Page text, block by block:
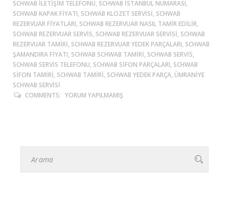
SCHWAB ILETIŞIM TELEFONU, SCHWAB ISTANBUL NUMARASI,
SCHWAB KAPAK FIYATI, SCHWAB KLOZET SERVISI, SCHWAB
REZERVUAR FIYATLARI, SCHWAB REZERVUAR NASIL TAMIR EDILIR,
SCHWAB REZERVUAR SERVIS, SCHWAB REZERVUAR SERVISI, SCHWAB
REZERVUAR TAMIRI, SCHWAB REZERVUAR YEDEK PARÇALARI, SCHWAB
ŞAMANDIRA FIYATI, SCHWAB SCHWAB TAMIRI, SCHWAB SERVIS,
SCHWAB SERVIS TELEFONU, SCHWAB SIFON PARÇALARI, SCHWAB
SIFON TAMIRI, SCHWAB TAMIRI, SCHWAB YEDEK PARÇA, ÜMRANIYE
SCHWAB SERVISI
COMMENTS: YORUM YAPILMAMIŞ